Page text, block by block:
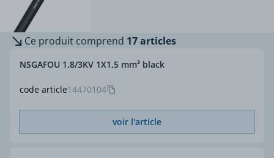
Ce produit comprend 17 articles
code article14470104
NSGAFOU 1,8/3KV 1X1,5 mm² black
voir l'article